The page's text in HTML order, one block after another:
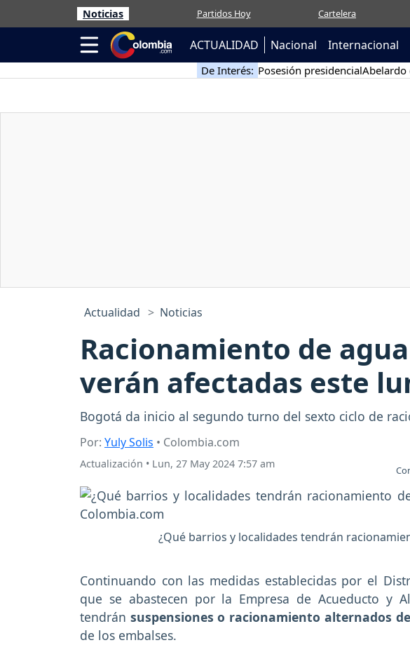
Noticias Partidos Hoy Cartelera
ACTUALIDAD Nacional Internacional
De Interés: Posesión presidencialAbelardo
Actualidad Noticias
Racionamiento de
verán afectadas este
Bogotá da inicio al segundo turno del sexto ciclo de
Por: Yuly Solis • Colombia.com
Actualización • Lun, 27 May 2024 7:57 am
¿Qué barrios y localidades tendrán
Continuando con las medidas establecidas por el
que se abastecen por la Empresa de Acueducto y
tendrán suspensiones o racionamiento alternados
de los embalses.